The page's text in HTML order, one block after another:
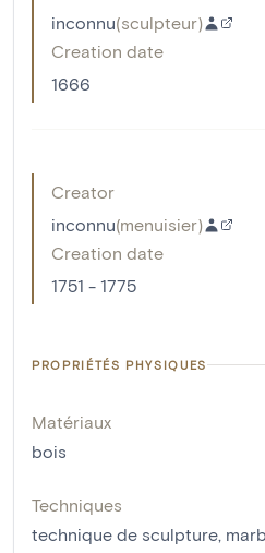
inconnu(sculpteur)
Creation date
1666
Creator
inconnu(menuisier)
Creation date
1751 - 1775
PROPRIÉTÉS PHYSIQUES
Matériaux
bois
Techniques
technique de sculpture